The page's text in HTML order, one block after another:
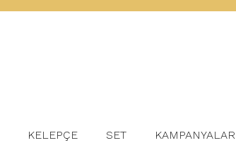
KELEPÇE SET KAMPANYALAR